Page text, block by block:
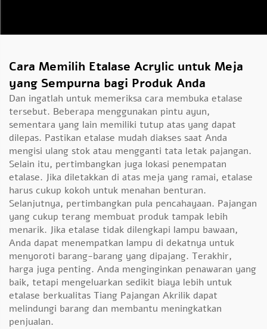
Cara Memilih Etalase Acrylic untuk Meja
yang Sempurna bagi Produk Anda
Dan ingatlah untuk memeriksa cara membuka etalase
tersebut. Beberapa menggunakan pintu ayun,
sementara yang lain memiliki tutup atas yang dapat
dilepas. Pastikan etalase mudah diakses saat Anda
mengisi ulang stok atau mengganti tata letak pajangan.
Selain itu, pertimbangkan juga lokasi penempatan
etalase. Jika diletakkan di atas meja yang ramai, etalase
harus cukup kokoh untuk menahan benturan.
Selanjutnya, pertimbangkan pula pencahayaan. Pajangan
yang cukup terang membuat produk tampak lebih
menarik. Jika etalase tidak dilengkapi lampu bawaan,
Anda dapat menempatkan lampu di dekatnya untuk
menyoroti barang-barang yang dipajang. Terakhir,
harga juga penting. Anda menginginkan penawaran yang
baik, tetapi mengeluarkan sedikit biaya lebih untuk
etalase berkualitas Tiang Pajangan Akrilik dapat
melindungi barang dan membantu meningkatkan
penjualan.